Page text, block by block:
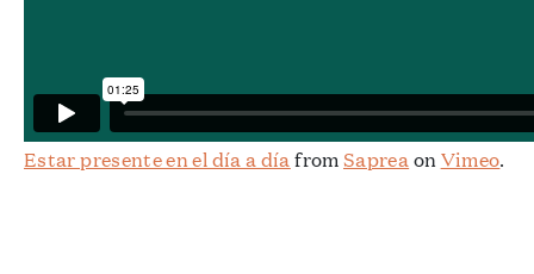
Estar presente en el día a díafromSapreaonVimeo.